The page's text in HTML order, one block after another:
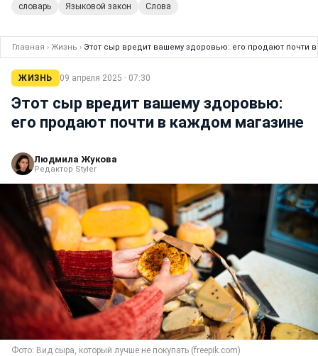
словарь Языковой закон Слова
Главная › Жизнь › Этот сыр вредит вашему здоровью: его продают почти
ЖИЗНЬ 09 апреля 2025 · 07:30
Этот сыр вредит вашему здоровью:
его продают почти в каждом магазине
Людмила Жукова
Редактор Styler
Фото: Вид сыра, который лучше не покупать (freepik.com)